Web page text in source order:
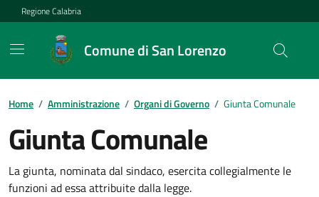
Vai ai contenuti
Vai al footer
Regione Calabria
Comune di San Lorenzo
Home / Amministrazione / Organi di Governo / Giunta Comunale
Giunta Comunale
La giunta, nominata dal sindaco, esercita collegialmente le
funzioni ad essa attribuite dalla legge.